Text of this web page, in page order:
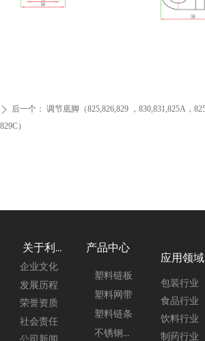
ꄲ 后一个： 调节底脚（825,826,829 ，830,831,825A，
829C）
塑料链板
塑料网带
塑料链条
不锈钢链板
关于利来 产品中心
企业文化
发展历程
荣誉资质
社会责任
应用领域
包装行业
食品行业
饮料行业
制药行业